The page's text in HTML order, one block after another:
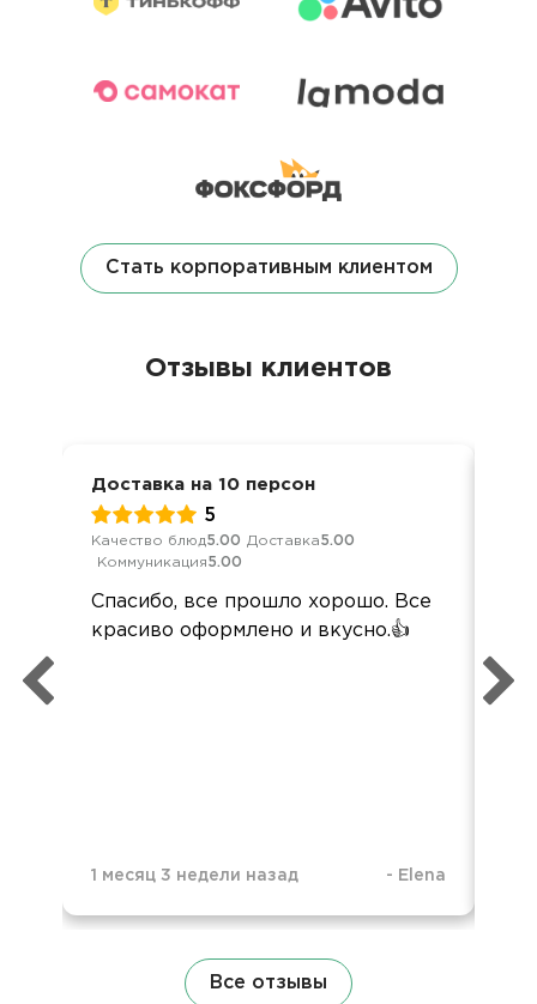
Стать корпоративным клиентом
Отзывы клиентов
Доставка на 10 персон
5
Качество блюд5.00 Доставка5.00
Коммуникация5.00
Спасибо, все прошло хорошо. Все
красиво оформлено и вкусно.👍
1 месяц 3 недели назад - Elena
Все отзывы